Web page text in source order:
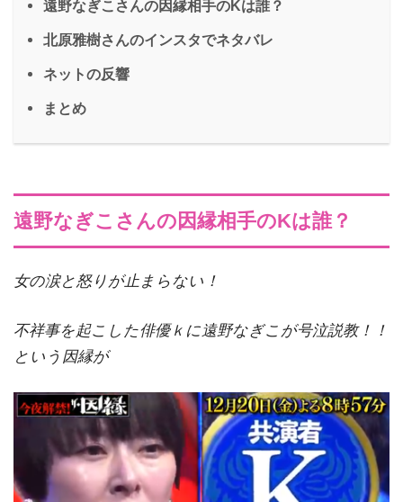
遠野なぎこさんの因縁相手のKは誰？
北原雅樹さんのインスタでネタバレ
ネットの反響
まとめ
遠野なぎこさんの因縁相手のKは誰？
女の涙と怒りが止まらない！
不祥事を起こした俳優ｋに遠野なぎこが号泣説教！！
という因縁が